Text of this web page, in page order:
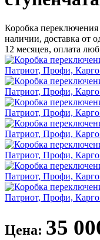
Коробка
наличии, доставка от
12 месяцев, оплата
Цена: 35